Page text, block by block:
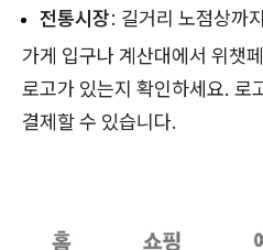
전통시장: 길거리 노점상까지
가게 입구나 계산대에서 위챗
로고가 있는지 확인하세요. 로
결제할 수 있습니다.